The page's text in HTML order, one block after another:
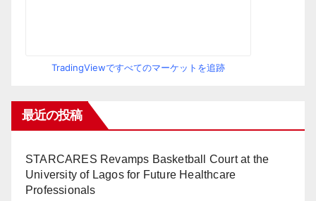
TradingViewですべてのマーケットを追跡
最近の投稿
STARCARES Revamps Basketball Court at the
University of Lagos for Future Healthcare
Professionals